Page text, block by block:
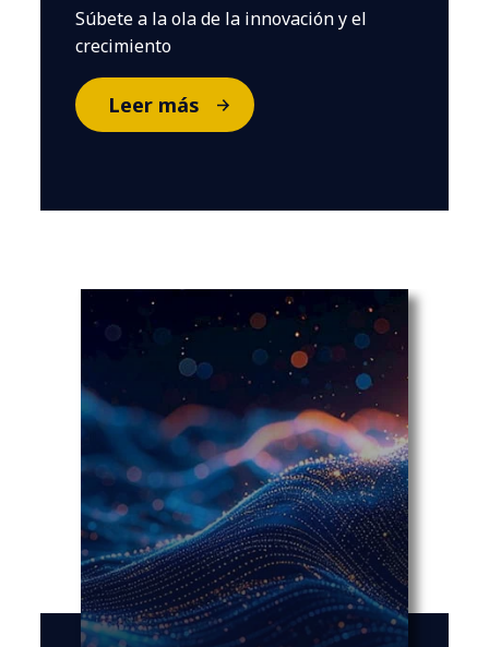
Súbete a la ola de la innovación y el
crecimiento
Leer más